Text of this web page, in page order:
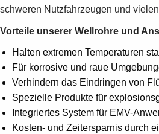
schweren Nutzfahrzeugen und
Vorteile unserer Wellrohre und
Halten extremen Temperaturen
Für korrosive und raue
Verhindern das Eindringen von
Spezielle Produkte für
Integriertes System für EMV-
Kosten- und Zeitersparnis durch